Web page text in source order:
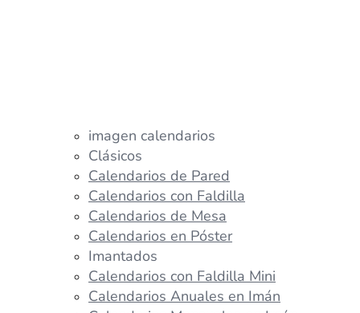
imagen calendarios
Clásicos
Calendarios de Pared
Calendarios con Faldilla
Calendarios de Mesa
Calendarios en Póster
Imantados
Calendarios con Faldilla Mini
Calendarios Anuales en Imán